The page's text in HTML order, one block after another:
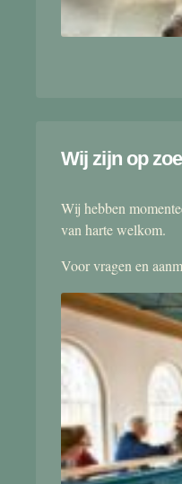
Wij zijn op
Wij hebben
van harte welkom.
Voor vragen en